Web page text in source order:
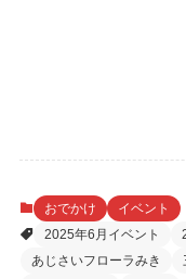
おでかけ
イベント
2025年6月イベント
あじさいフローラみき